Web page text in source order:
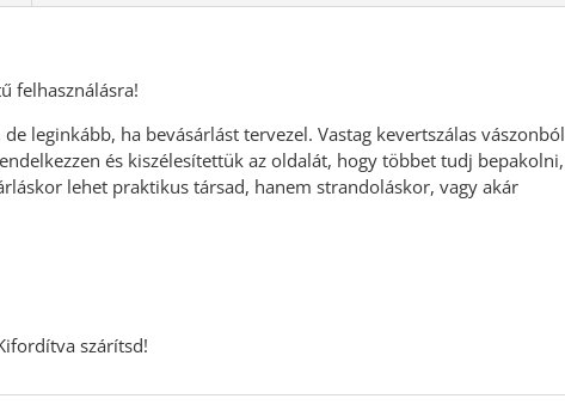
felhasználásra!
leginkább, ha bevásárlást tervezel. Vastag kevertszálas vászonból
és kiszélesítettük az oldalát, hogy többet tudj bepakolni,
lehet praktikus társad, hanem strandoláskor, vagy akár
szárítsd!